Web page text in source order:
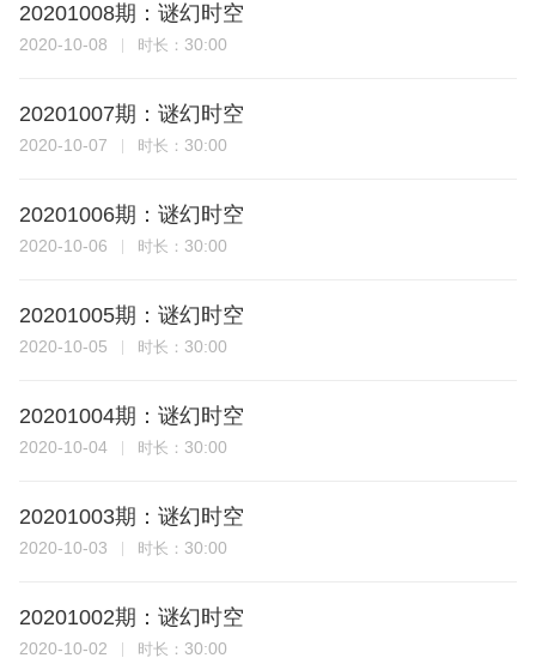
20201008期：谜幻时空
2020-10-08 时长： 30:00
20201007期：谜幻时空
2020-10-07 时长： 30:00
20201006期：谜幻时空
2020-10-06 时长： 30:00
20201005期：谜幻时空
2020-10-05 时长： 30:00
20201004期：谜幻时空
2020-10-04 时长： 30:00
20201003期：谜幻时空
2020-10-03 时长： 30:00
20201002期：谜幻时空
2020-10-02 时长： 30:00